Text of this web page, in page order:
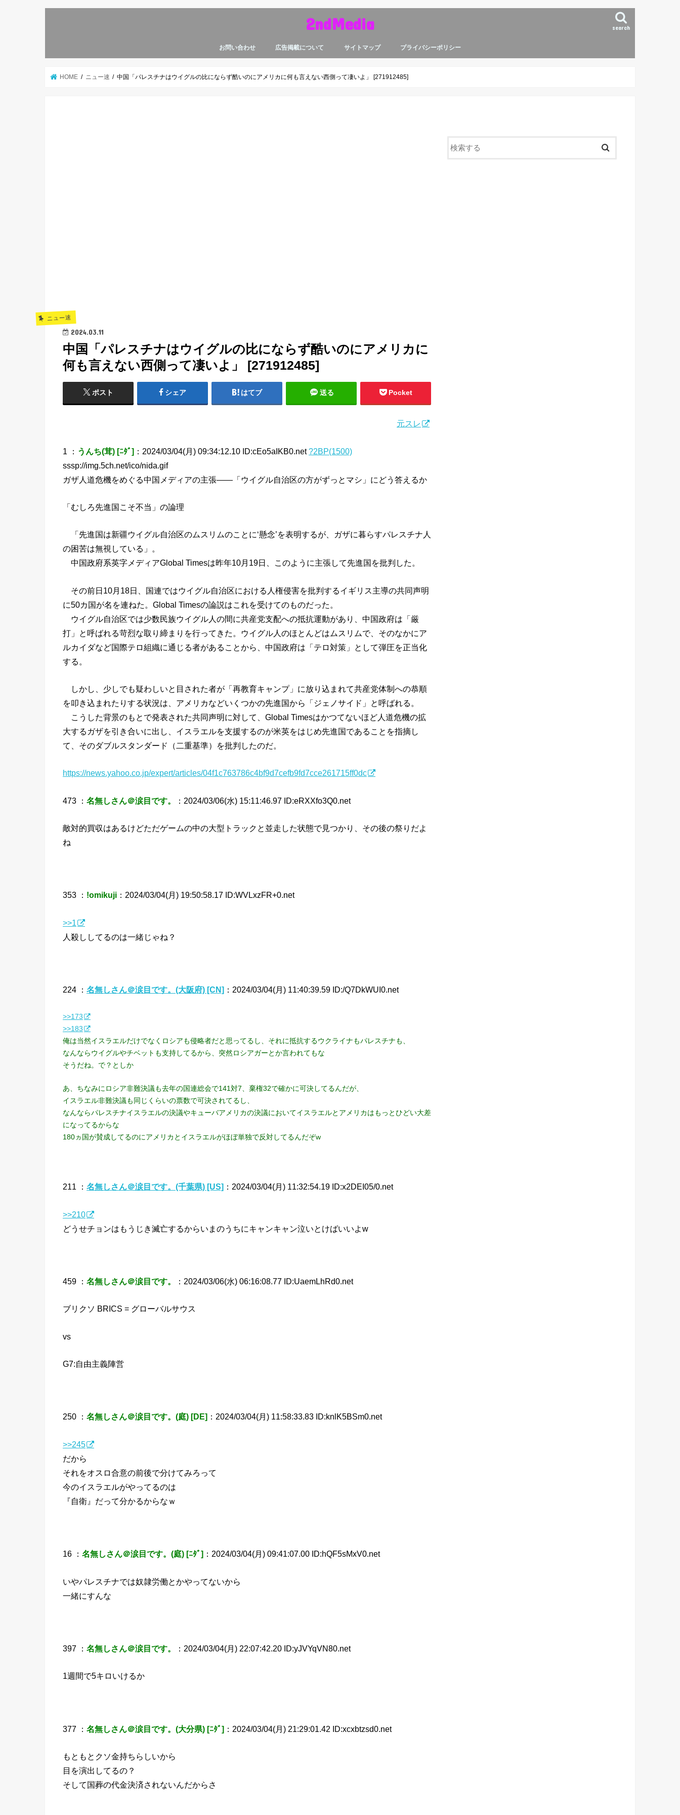
2ndMedia search
お問い合わせ 広告掲載について サイトマップ プライバシーポリシー
HOME ニュー速 中国「パレスチナはウイグルの比にならず酷いのにアメリカに何も言えない西側って凄いよ」 [271912485]
ニュー速
2024.03.11
中国「パレスチナはウイグルの比にならず酷いのにアメリカに
何も言えない西側って凄いよ」 [271912485]
ポスト シェア はてブ 送る Pocket
元スレ
1 ： うんち(茸) [ﾆﾀﾞ] ：2024/03/04(月) 09:34:12.10 ID:cEo5aIKB0.net?2BP(1500)
sssp://img.5ch.net/ico/nida.gif
ガザ人道危機をめぐる中国メディアの主張――「ウイグル自治区の方がずっとマシ」にどう答えるか
「むしろ先進国こそ不当」の論理
「先進国は新疆ウイグル自治区のムスリムのことに‘懸念’を表明するが、ガザに暮らすパレスチナ人
の困苦は無視している」。
中国政府系英字メディアGlobal Timesは昨年10月19日、このように主張して先進国を批判した。
その前日10月18日、国連ではウイグル自治区における人権侵害を批判するイギリス主導の共同声明
に50カ国が名を連ねた。Global Timesの論説はこれを受けてのものだった。
ウイグル自治区では少数民族ウイグル人の間に共産党支配への抵抗運動があり、中国政府は「厳
打」と呼ばれる苛烈な取り締まりを行ってきた。ウイグル人のほとんどはムスリムで、そのなかにア
ルカイダなど国際テロ組織に通じる者があることから、中国政府は「テロ対策」として弾圧を正当化
する。
しかし、少しでも疑わしいと目された者が「再教育キャンプ」に放り込まれて共産党体制への恭順
を叩き込まれたりする状況は、アメリカなどいくつかの先進国から「ジェノサイド」と呼ばれる。
こうした背景のもとで発表された共同声明に対して、Global Timesはかつてないほど人道危機の拡
大するガザを引き合いに出し、イスラエルを支援するのが米英をはじめ先進国であることを指摘し
て、そのダブルスタンダード（二重基準）を批判したのだ。
https://news.yahoo.co.jp/expert/articles/04f1c763786c4bf9d7cefb9fd7cce261715ff0dc
473 ： 名無しさん＠涙目です。 ：2024/03/06(水) 15:11:46.97 ID:eRXXfo3Q0.net
敵対的買収はあるけどただゲームの中の大型トラックと並走した状態で見つかり、その後の祭りだよ
ね
353 ： !omikuji ：2024/03/04(月) 19:50:58.17 ID:WVLxzFR+0.net
>>1
人殺ししてるのは一緒じゃね？
224 ： 名無しさん＠涙目です。(大阪府) [CN] ：2024/03/04(月) 11:40:39.59 ID:/Q7DkWUI0.net
>>173
>>183
俺は当然イスラエルだけでなくロシアも侵略者だと思ってるし、それに抵抗するウクライナもパレスチナも、
なんならウイグルやチベットも支持してるから、突然ロシアガーとか言われてもな
そうだね。で？としか
あ、ちなみにロシア非難決議も去年の国連総会で141対7、棄権32で確かに可決してるんだが、
イスラエル非難決議も同じくらいの票数で可決されてるし、
なんならパレスチナイスラエルの決議やキューバアメリカの決議においてイスラエルとアメリカはもっとひどい大差
になってるからな
180ヵ国が賛成してるのにアメリカとイスラエルがほぼ単独で反対してるんだぞw
211 ： 名無しさん＠涙目です。(千葉県) [US] ：2024/03/04(月) 11:32:54.19 ID:x2DEI05/0.net
>>210
どうせチョンはもうじき滅亡するからいまのうちにキャンキャン泣いとけばいいよw
459 ： 名無しさん＠涙目です。 ：2024/03/06(水) 06:16:08.77 ID:UaemLhRd0.net
ブリクソ BRICS = グローバルサウス
vs
G7:自由主義陣営
250 ： 名無しさん＠涙目です。(庭) [DE] ：2024/03/04(月) 11:58:33.83 ID:knlK5BSm0.net
>>245
だから
それをオスロ合意の前後で分けてみろって
今のイスラエルがやってるのは
『自衛』だって分かるからなｗ
16 ： 名無しさん＠涙目です。(庭) [ﾆﾀﾞ] ：2024/03/04(月) 09:41:07.00 ID:hQF5sMxV0.net
いやパレスチナでは奴隷労働とかやってないから
一緒にすんな
397 ： 名無しさん＠涙目です。 ：2024/03/04(月) 22:07:42.20 ID:yJVYqVN80.net
1週間で5キロいけるか
377 ： 名無しさん＠涙目です。(大分県) [ﾆﾀﾞ] ：2024/03/04(月) 21:29:01.42 ID:xcxbtzsd0.net
もともとクソ金持ちらしいから
目を演出してるの？
そして国葬の代金決済されないんだからさ